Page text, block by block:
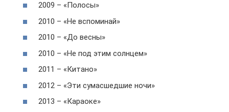
2009 – «Полосы»
2010 – «Не вспоминай»
2010 – «До весны»
2010 – «Не под этим солнцем»
2011 – «Китано»
2012 – «Эти сумасшедшие ночи»
2013 – «Караоке»